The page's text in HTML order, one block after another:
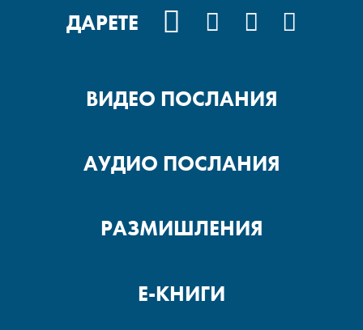
ДАРЕТЕ FACEBOOK
INSTAGRAM
YOUTUBE
ВИДЕО ПОСЛАНИЯ
АУДИО ПОСЛАНИЯ
РАЗМИШЛЕНИЯ
Е-КНИГИ